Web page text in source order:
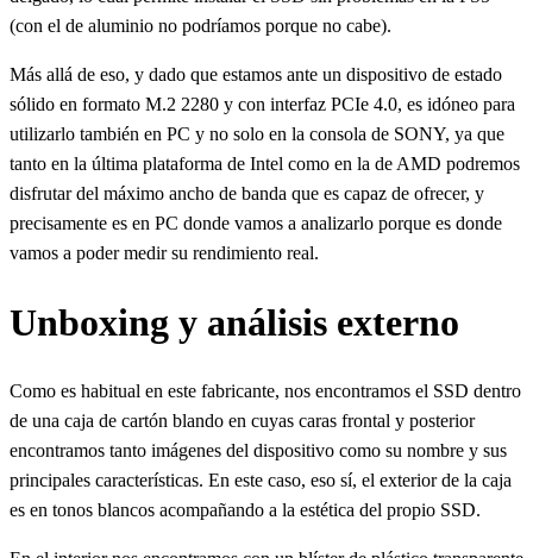
(con el de aluminio no podríamos porque no cabe).
Más allá de eso, y dado que estamos ante un dispositivo de estado
sólido en formato M.2 2280 y con interfaz PCIe 4.0, es idóneo para
utilizarlo también en PC y no solo en la consola de SONY, ya que
tanto en la última plataforma de Intel como en la de AMD podremos
disfrutar del máximo ancho de banda que es capaz de ofrecer, y
precisamente es en PC donde vamos a analizarlo porque es donde
vamos a poder medir su rendimiento real.
Unboxing y análisis externo
Como es habitual en este fabricante, nos encontramos el SSD dentro
de una caja de cartón blando en cuyas caras frontal y posterior
encontramos tanto imágenes del dispositivo como su nombre y sus
principales características. En este caso, eso sí, el exterior de la caja
es en tonos blancos acompañando a la estética del propio SSD.